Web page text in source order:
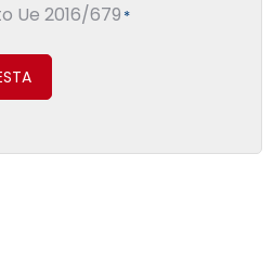
Ue 2016/679 *